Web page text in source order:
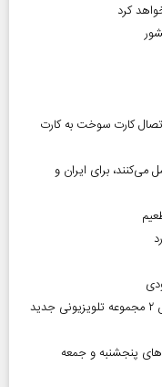
کرد
اتصال کارت سوخت به کارت
برای ایران و
هنرمند منحصر‌به‌فردی را از دست دادیم/ پخش ۲ مجموعه تلویزیونی جدید
پنجشنبه و جمعه